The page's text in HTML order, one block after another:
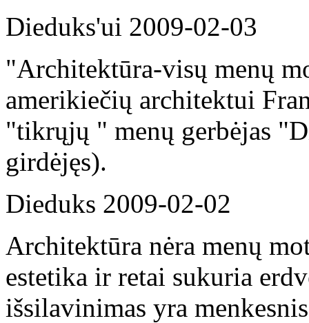
Dieduks'ui 2009-02-03
"Architektūra-visų menų
amerikiečių architektui
"tikrųjų " menų gerbėjas
girdėjęs).
Dieduks 2009-02-02
Architektūra nėra menų
estetika ir retai sukuria
išsilavinimas yra